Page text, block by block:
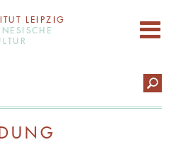
LEIPZIG